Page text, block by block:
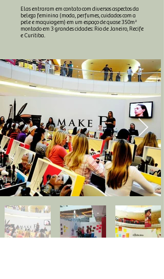
Elas entraram em contato com diversos aspectos da
beleza feminina (moda, perfumes, cuidados com a
pele e maquiagem) em um espaço de quase 350m²
montado em 3 grandes cidades: Rio de Janeiro, Recife
e Curitiba.